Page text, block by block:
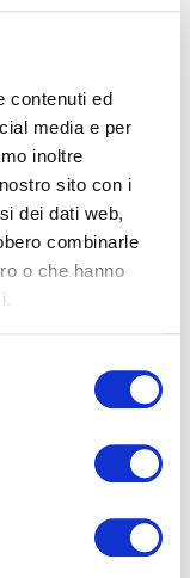
contenuti ed
media e per
inoltre
sito con i
dei dati web,
combinarle
o che hanno
til